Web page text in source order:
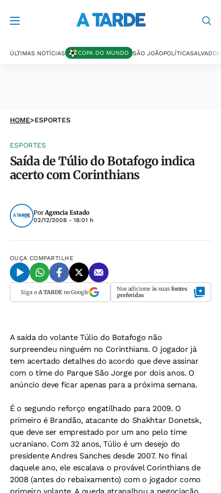
ÚLTIMAS NOTÍCIAS COPA DO MUNDO SÃO JOÃOPOLÍTICASALVADOR
HOME>ESPORTES
ESPORTES
Saída de Túlio do Botafogo indica
acerto com Corinthians
PorAgencia Estado
02/12/2008 - 18:01 h
OUÇA COMPARTILHE
Siga o A TARDEno Google Nos adicione às suas fontes
preferidas
A saída do volante Túlio do Botafogo não
surpreendeu ninguém no Corinthians. O jogador já
tem acertado detalhes do acordo que deve assinar
com o time do Parque São Jorge por dois anos. O
anúncio deve ficar apenas para a próxima semana.
É o segundo reforço engatilhado para 2009. O
primeiro é Brandão, atacante do Shakhtar Donetsk,
que deve ser emprestado por um ano pelo time
ucraniano. Com 32 anos, Túlio é um desejo do
presidente Andres Sanches desde 2007. No final
daquele ano, ele escalava o provável Corinthians de
2008 (antes do rebaixamento) com o jogador como